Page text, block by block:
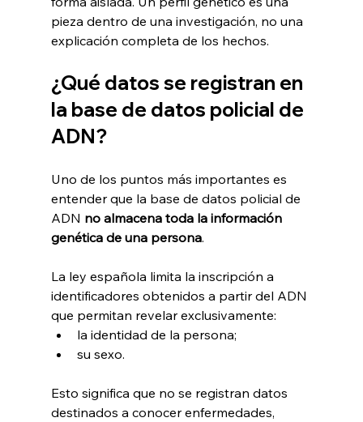
pieza dentro de una investigación, no una
explicación completa de los hechos.
¿Qué datos se registran en
la base de datos policial de
ADN?
Uno de los puntos más importantes es
entender que la base de datos policial de
ADN no almacena toda la información
genética de una persona.
La ley española limita la inscripción a
identificadores obtenidos a partir del ADN
que permitan revelar exclusivamente:
la identidad de la persona;
su sexo.
Esto significa que no se registran datos
destinados a conocer enfermedades,